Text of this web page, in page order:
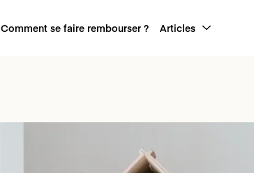
Comment se faire rembourser ? Articles